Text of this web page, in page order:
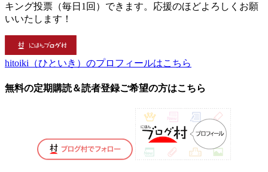
キング投票（毎日1回）できます。応援のほどよろしくお願
いいたします！
hitoiki（ひといき）のプロフィールはこちら
無料の定期購読＆読者登録ご希望の方はこちら